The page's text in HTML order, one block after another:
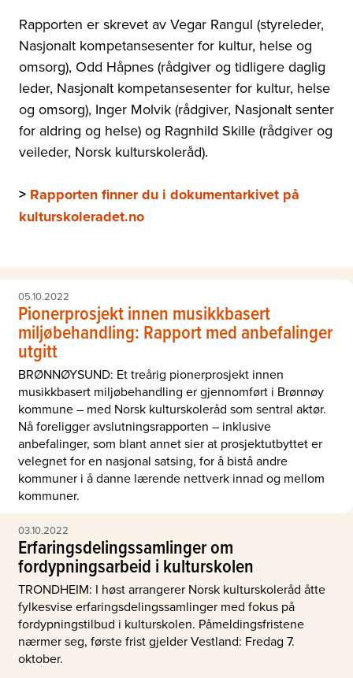
Rapporten er skrevet av Vegar Rangul (styreleder,
Nasjonalt kompetansesenter for kultur, helse og
omsorg), Odd Håpnes (rådgiver og tidligere daglig
leder, Nasjonalt kompetansesenter for kultur, helse
og omsorg), Inger Molvik (rådgiver, Nasjonalt senter
for aldring og helse) og Ragnhild Skille (rådgiver og
veileder, Norsk kulturskoleråd).
> Rapporten finner du i dokumentarkivet på
kulturskoleradet.no
05.10.2022
Pionerprosjekt innen musikkbasert
miljøbehandling: Rapport med anbefalinger
utgitt
BRØNNØYSUND: Et treårig pionerprosjekt innen
musikkbasert miljøbehandling er gjennomført i Brønnøy
kommune – med Norsk kulturskoleråd som sentral aktør.
Nå foreligger avslutningsrapporten – inklusive
anbefalinger, som blant annet sier at prosjektutbyttet er
velegnet for en nasjonal satsing, for å bistå andre
kommuner i å danne lærende nettverk innad og mellom
kommuner.
03.10.2022
Erfaringsdelingssamlinger om
fordypningsarbeid i kulturskolen
TRONDHEIM: I høst arrangerer Norsk kulturskoleråd åtte
fylkesvise erfaringsdelingssamlinger med fokus på
fordypningstilbud i kulturskolen. Påmeldingsfristene
nærmer seg, første frist gjelder Vestland: Fredag 7.
oktober.